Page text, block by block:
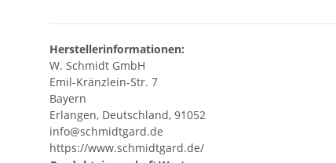
Herstellerinformationen:
W. Schmidt GmbH
Emil-Kränzlein-Str. 7
Bayern
Erlangen, Deutschland, 91052
info@schmidtgard.de
https://www.schmidtgard.de/